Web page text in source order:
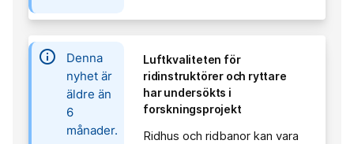
information
Denna
nyhet är
äldre än
6
månader.
Luftkvaliteten för
ridinstruktörer och ryttare
har undersökts i
forskningsprojekt
Ridhus och ridbanor kan vara